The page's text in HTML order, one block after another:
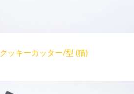
クッキーカッター/型 (猫)